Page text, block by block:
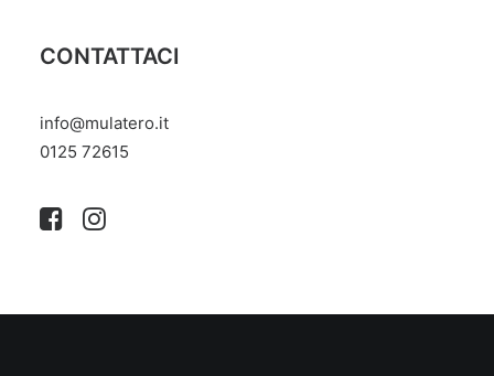
CONTATTACI
info@mulatero.it
‭0125 72615‬